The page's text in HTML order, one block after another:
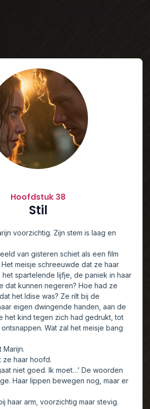
Hoofdstuk 38
Stil
voorzichtig. Zijn stem is laag en
van gisteren schiet als een film
meisje schreeuwde dat ze haar
het spartelende lijfje, de paniek in haar
dat kunnen negeren? Hoe had ze
het Idise was? Ze rilt bij de
eigen dwingende handen, aan de
het kind tegen zich had gedrukt, tot
Wat zal het meisje bang
Marijn.
ze haar hoofd.
niet goed. Ik moet…’ De woorden
Haar lippen bewegen nog, maar er
haar arm, voorzichtig maar stevig.